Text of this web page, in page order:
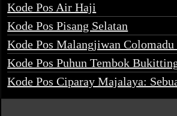
Kode Pos Air Haji
Kode Pos Pisang Selatan
Kode Pos Malangjiwan Colomadu
Kode Pos Puhun Tembok
Kode Pos Ciparay Majalaya: